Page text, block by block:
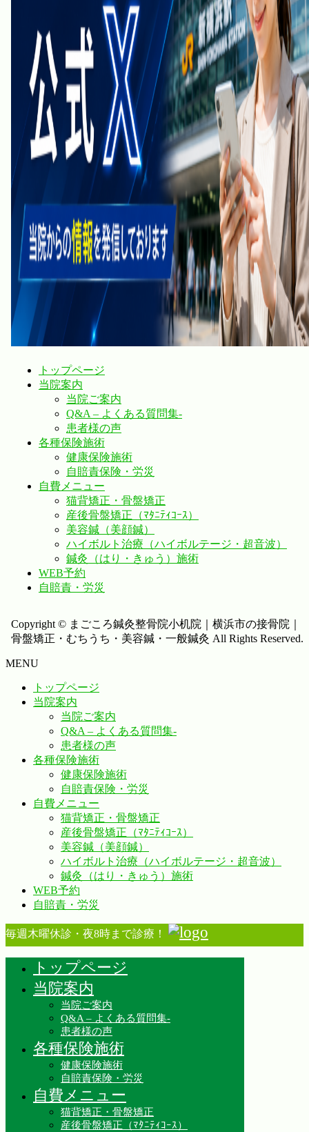
トップページ
当院案内
当院ご案内
Q&A – よくある質問集-
患者様の声
各種保険施術
健康保険施術
自賠責保険・労災
自費メニュー
猫背矯正・骨盤矯正
産後骨盤矯正（ﾏﾀﾆﾃｨｺｰｽ）
美容鍼（美顔鍼）
ハイボルト治療（ハイボルテージ・超音波）
鍼灸（はり・きゅう）施術
WEB予約
自賠責・労災
Copyright © まごころ鍼灸整骨院小机院｜横浜市の接骨院｜
骨盤矯正・むちうち・美容鍼・一般鍼灸 All Rights Reserved.
MENU
トップページ
当院案内
当院ご案内
Q&A – よくある質問集-
患者様の声
各種保険施術
健康保険施術
自賠責保険・労災
自費メニュー
猫背矯正・骨盤矯正
産後骨盤矯正（ﾏﾀﾆﾃｨｺｰｽ）
美容鍼（美顔鍼）
ハイボルト治療（ハイボルテージ・超音波）
鍼灸（はり・きゅう）施術
WEB予約
自賠責・労災
毎週木曜休診・夜8時まで診療！
トップページ
当院案内
当院ご案内
Q&A – よくある質問集-
患者様の声
各種保険施術
健康保険施術
自賠責保険・労災
自費メニュー
猫背矯正・骨盤矯正
産後骨盤矯正（ﾏﾀﾆﾃｨｺｰｽ）